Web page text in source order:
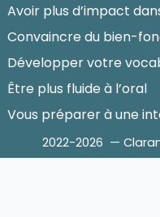
Avoir plus d’impact
Convaincre du bien-
Développer votre
Être plus fluide à l’oral
Vous préparer à une
2022-2026 —